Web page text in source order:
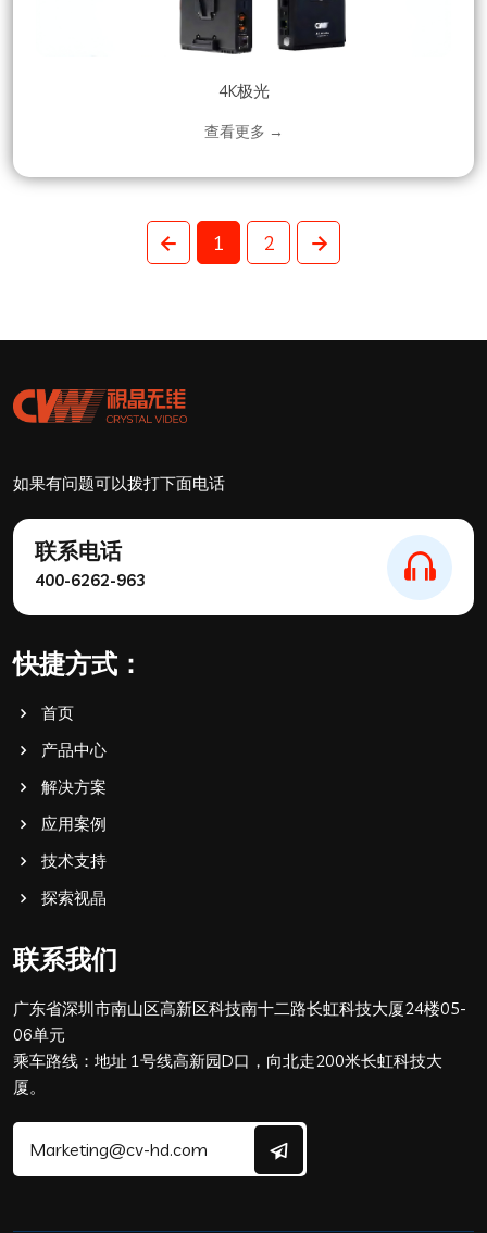
4K极光
查看更多 →
1 2
如果有问题可以拨打下面电话
联系电话
400-6262-963
快捷方式：
首页
产品中心
解决方案
应用案例
技术支持
探索视晶
联系我们
广东省深圳市南山区高新区科技南十二路长虹科技大厦24楼05-
06单元
乘车路线：地址 1号线高新园D口，向北走200米长虹科技大
厦。